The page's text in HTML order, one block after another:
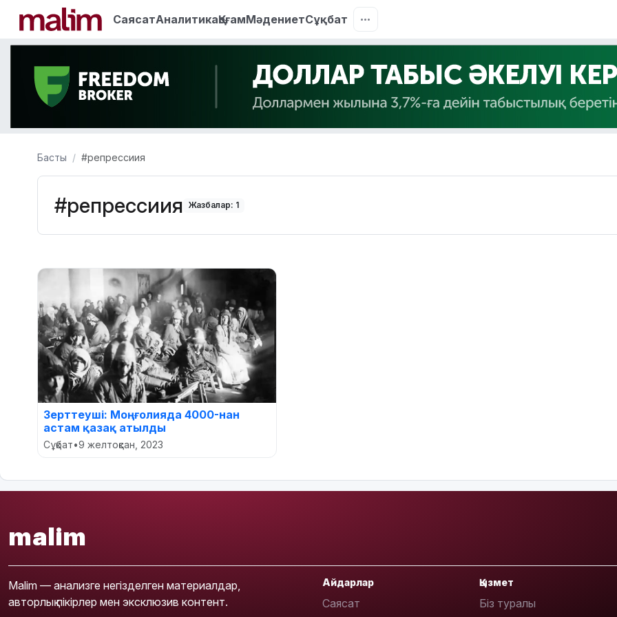
СаясатАналитикаҚоғамМәдениетСұқбат
Басты #репрессиия
#репрессиия Жазбалар: 1
Зерттеуші: Моңғолияда 4000-нан
астам қазақ атылды
Сұқбат•9 желтоқсан, 2023
malim
Malim — анализге негізделген материалдар,
авторлық пікірлер мен эксклюзив контент.
Айдарлар
Саясат
Қызмет
Біз туралы